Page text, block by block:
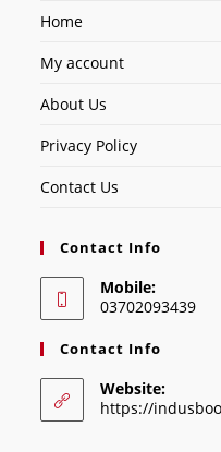
Home
My account
About Us
Privacy Policy
Contact Us
Contact Info
Mobile:
03702093439
Contact Info
Website:
https://